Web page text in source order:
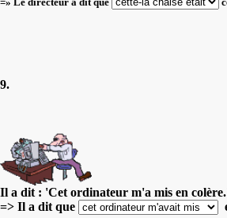
9.
Il a dit : 'Cet ordinateur m'a mis en
=> Il a dit que